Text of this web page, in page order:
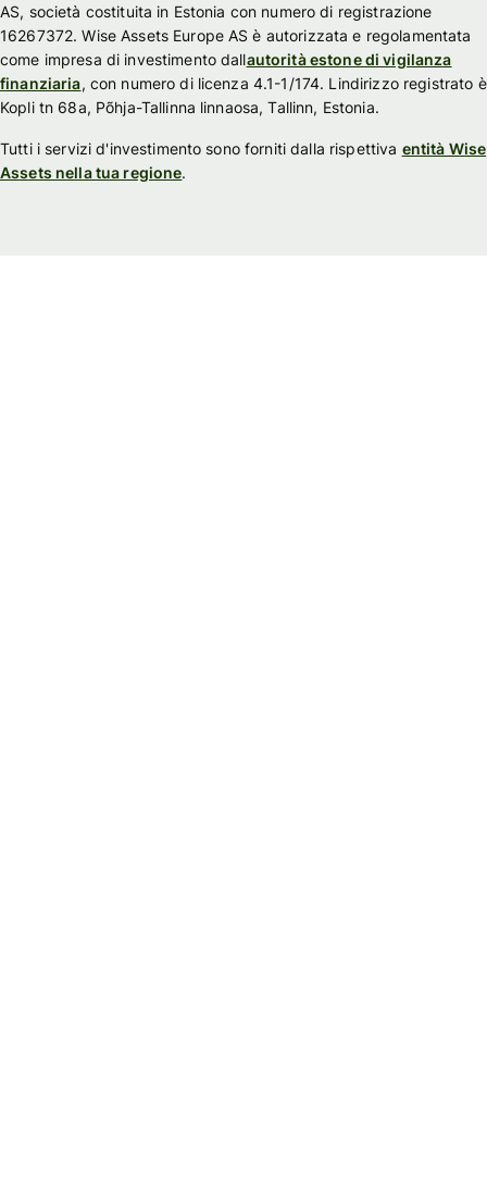
AS, società costituita in Estonia con numero di registrazione
16267372. Wise Assets Europe AS è autorizzata e regolamentata
come impresa di investimento dallautorità estone di vigilanza
finanziaria, con numero di licenza 4.1-1/174. Lindirizzo registrato è
Kopli tn 68a, Põhja-Tallinna linnaosa, Tallinn, Estonia.
Tutti i servizi d'investimento sono forniti dalla rispettiva entità Wise
Assets nella tua regione.